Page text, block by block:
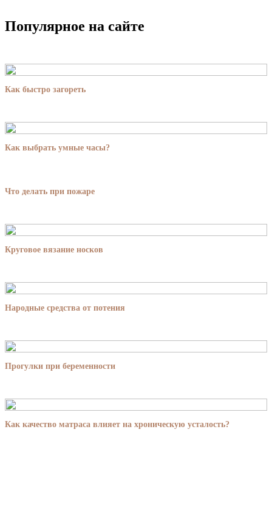
Популярное на сайте
Как быстро загореть
Как выбрать умные часы?
Что делать при пожаре
Круговое вязание носков
Народные средства от потения
Прогулки при беременности
Как качество матраса влияет на хроническую усталость?